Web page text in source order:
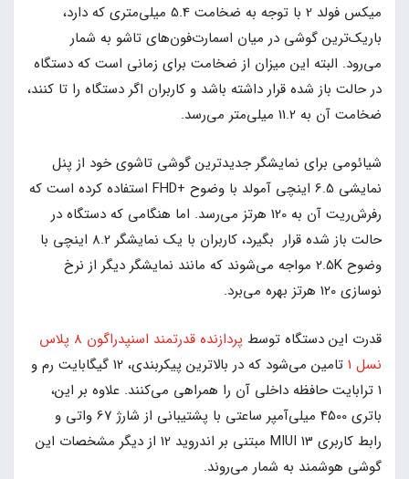
میکس فولد 2 با توجه به ضخامت 5.4 میلی‌متری که دارد،
باریک‌ترین گوشی در میان اسمارت‌فون‌های تاشو به شمار
می‌رود. البته این میزان از ضخامت برای زمانی است که دستگاه
در حالت باز شده قرار داشته باشد و کاربران اگر دستگاه را تا کنند،
ضخامت آن به 11.2 میلی‌متر می‌رسد.
شیائومی برای نمایشگر جدیدترین گوشی تاشوی خود از پنل
نمایشی 6.5 اینچی آمولد با وضوح +FHD استفاده کرده است که
رفرش‌ریت آن به 120 هرتز می‌رسد. اما هنگامی که دستگاه در
حالت باز شده قرار بگیرد، کاربران با یک نمایشگر 8.2 اینچی با
وضوح 2.5K مواجه می‌شوند که مانند نمایشگر دیگر از نرخ
نوسازی 120 هرتز بهره می‌برد.
قدرت این دستگاه توسط
پردازنده قدرتمند اسنپدراگون 8 پلاس
نسل 1
تامین می‌شود که در بالاترین پیکربندی، 12 گیگابایت رم و
1 ترابایت حافظه داخلی آن را همراهی می‌کنند. علاوه بر این،
باتری 4500 میلی‌آمپر ساعتی با پشتیبانی از شارژ 67 واتی و
رابط کاربری MIUI 13 مبتنی بر اندروید 12 از دیگر مشخصات این
گوشی هوشمند به شمار می‌روند.